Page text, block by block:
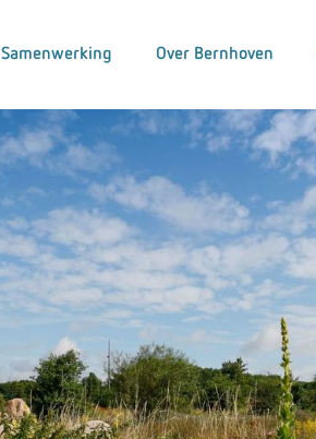
Samenwerking Over Bernhoven